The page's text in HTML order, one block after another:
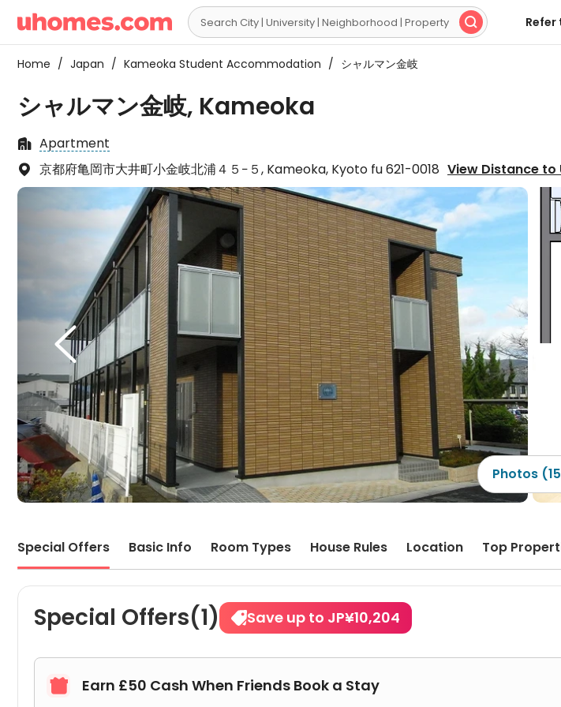
  Refer
Home / Japan / Kameoka Student Accommodation / シャルマン金岐
シャルマン金岐, Kameoka
 Apartment
 京都府亀岡市大井町小金岐北浦４５−５, Kameoka, Kyoto fu 621-0018 View Distance to

Photos
Special Offers Basic Info Room Types House Rules Location Top
Special Offers(1) Save up to JP¥10,204
 Earn £50 Cash When Friends Book a Stay